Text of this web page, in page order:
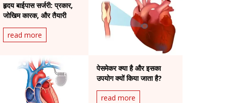
हृदय बाईपास सर्जरी: प्रकार,
जोखिम कारक, और तैयारी
read more
पेसमेकर क्या है और इसका
उपयोग क्यों किया जाता है?
read more